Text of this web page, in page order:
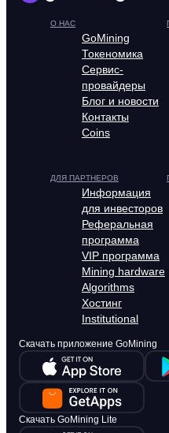
О НАС
GoMining
Токеномика
Сервис-
провайдеры
Блог и новости
Контакты
Coins
ДЛЯ ПАРТНЕРОВ
Информация
для инвесторов
Реферальная
программа
VIP программа
Mining hardware
Algorithms
Хостинг
Institutional
Скачать приложение GoMining
Скачать GoMining Lite